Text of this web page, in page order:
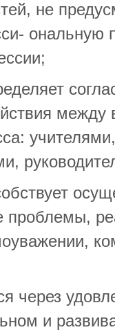
не
ональную
между
через
и